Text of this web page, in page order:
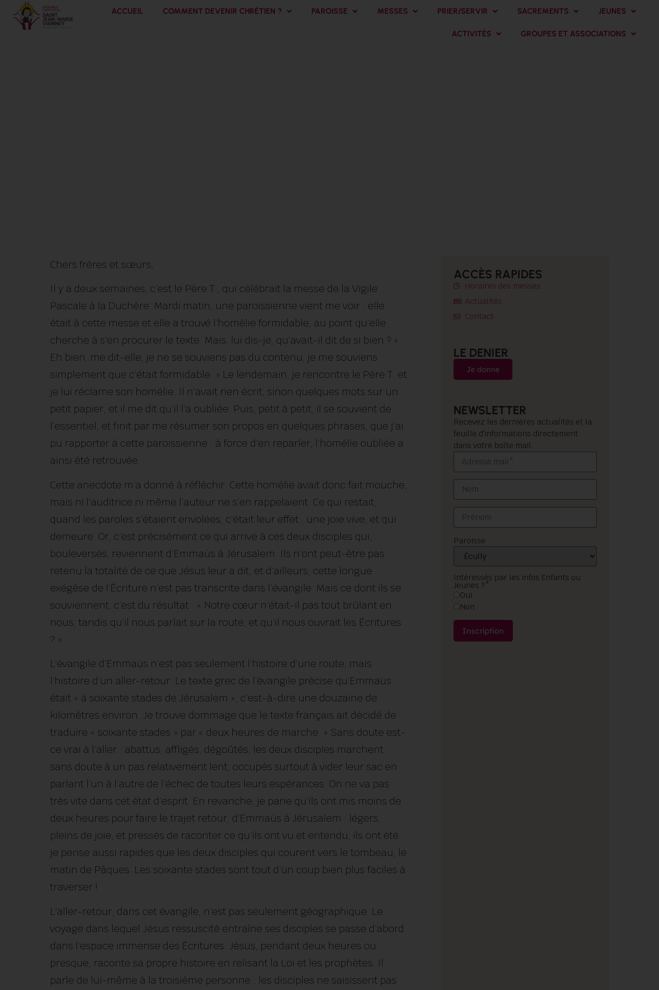
ACCUEIL COMMENT DEVENIR CHRÉTIEN ? PAROISSE MESSES PRIER/SERVIR SACREMENTS JEUNES
ACTIVITÉS GROUPES ET ASSOCIATIONS
Chers frères et sœurs,
Il y a deux semaines, c’est le Père T., qui célébrait la messe de la Vigile
Pascale à la Duchère. Mardi matin, une paroissienne vient me voir : elle
était à cette messe et elle a trouvé l’homélie formidable, au point qu’elle
cherche à s’en procurer le texte. Mais, lui dis-je, qu’avait-il dit de si bien ? «
Eh bien, me dit-elle, je ne se souviens pas du contenu, je me souviens
simplement que c’était formidable. » Le lendemain, je rencontre le Père T. et
je lui réclame son homélie. Il n’avait rien écrit, sinon quelques mots sur un
petit papier, et il me dit qu’il l’a oubliée. Puis, petit à petit, il se souvient de
l’essentiel, et finit par me résumer son propos en quelques phrases, que j’ai
pu rapporter à cette paroissienne : à force d’en reparler, l’homélie oubliée a
ainsi été retrouvée.
Cette anecdote m’a donné à réfléchir. Cette homélie avait donc fait mouche,
mais ni l’auditrice ni même l’auteur ne s’en rappelaient. Ce qui restait,
quand les paroles s’étaient envolées, c’était leur effet : une joie vive, et qui
demeure. Or, c’est précisément ce qui arrive à ces deux disciples qui,
bouleversés, reviennent d’Emmaüs à Jérusalem. Ils n’ont peut-être pas
retenu la totalité de ce que Jésus leur a dit, et d’ailleurs, cette longue
exégèse de l’Écriture n’est pas transcrite dans l’évangile. Mais ce dont ils se
souviennent, c’est du résultat : « Notre cœur n’était-il pas tout brûlant en
nous, tandis qu’il nous parlait sur la route, et qu’il nous ouvrait les Écritures
? »
L’évangile d’Emmaüs n’est pas seulement l’histoire d’une route, mais
l’histoire d’un aller-retour. Le texte grec de l’évangile précise qu’Emmaüs
était « à soixante stades de Jérusalem », c’est-à-dire une douzaine de
kilomètres environ. Je trouve dommage que le texte français ait décidé de
traduire « soixante stades » par « deux heures de marche. » Sans doute est-
ce vrai à l’aller : abattus, affligés, dégoûtés, les deux disciples marchent
sans doute à un pas relativement lent, occupés surtout à vider leur sac en
parlant l’un à l’autre de l’échec de toutes leurs espérances. On ne va pas
très vite dans cet état d’esprit. En revanche, je parie qu’ils ont mis moins de
deux heures pour faire le trajet retour, d’Emmaüs à Jérusalem : légers,
pleins de joie, et pressés de raconter ce qu’ils ont vu et entendu, ils ont été
je pense aussi rapides que les deux disciples qui courent vers le tombeau, le
matin de Pâques. Les soixante stades sont tout d’un coup bien plus faciles à
traverser !
L’aller-retour, dans cet évangile, n’est pas seulement géographique. Le
voyage dans lequel Jésus ressuscité entraîne ses disciples se passe d’abord
dans l’espace immense des Écritures. Jésus, pendant deux heures ou
presque, raconte sa propre histoire en relisant la Loi et les prophètes. Il
parle de lui-même à la troisième personne : les disciples ne saisissent pas
ACCÈS RAPIDES
Horaires des messes
Actualités
Contact
LE DENIER
Je donne
NEWSLETTER
Recevez les dernières actualités et la
feuille d'informations directement
dans votre boîte mail.
Paroisse
Intéressés par les infos Enfants ou
Jeunes ?*
Oui
Non